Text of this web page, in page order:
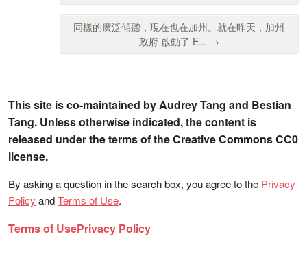
同樣的廣泛傾聽，現在也在加州。就在昨天，加州
政府 啟動了 E... →
This site is co-maintained by Audrey Tang and Bestian
Tang. Unless otherwise indicated, the content is
released under the terms of the Creative Commons CC0
license.
By asking a question in the search box, you agree to the Privacy
Policy andTerms of Use.
Terms of UsePrivacy Policy